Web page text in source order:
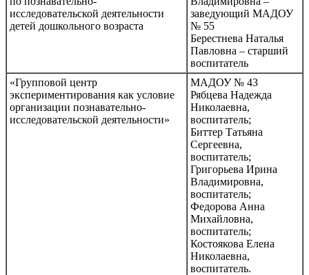
исследовательской деятельности
детей дошкольного возраста
заведующий МАДОУ
№ 55
Берестнева Наталья
Павловна – старший
воспитатель
«Групповой центр
экспериментирования как условие
организации познавательно-
исследовательской деятельности»
МАДОУ № 43
Рябцева Надежда
Николаевна,
воспитатель;
Биттер Татьяна
Сергеевна,
воспитатель;
Григорьева Ирина
Владимировна,
воспитатель;
Федорова Анна
Михайловна,
воспитатель;
Костоякова Елена
Николаевна,
воспитатель.